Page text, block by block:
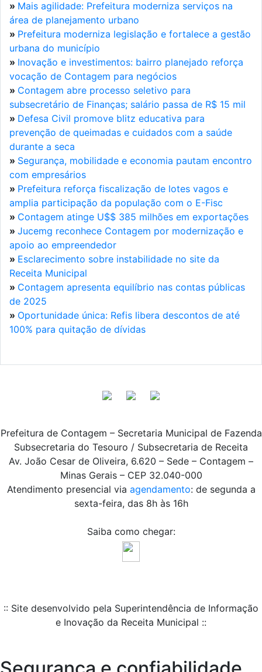
» Mais agilidade: Prefeitura moderniza serviços na
área de planejamento urbano
» Prefeitura moderniza legislação e fortalece a gestão
urbana do município
» Inovação e investimentos: bairro planejado reforça
vocação de Contagem para negócios
» Contagem abre processo seletivo para
subsecretário de Finanças; salário passa de R$ 15 mil
» Defesa Civil promove blitz educativa para
prevenção de queimadas e cuidados com a saúde
durante a seca
» Segurança, mobilidade e economia pautam encontro
com empresários
» Prefeitura reforça fiscalização de lotes vagos e
amplia participação da população com o E-Fisc
» Contagem atinge U$$ 385 milhões em exportações
» Jucemg reconhece Contagem por modernização e
apoio ao empreendedor
» Esclarecimento sobre instabilidade no site da
Receita Municipal
» Contagem apresenta equilíbrio nas contas públicas
de 2025
» Oportunidade única: Refis libera descontos de até
100% para quitação de dívidas
Prefeitura de Contagem – Secretaria Municipal de Fazenda
Subsecretaria do Tesouro / Subsecretaria de Receita
Av. João Cesar de Oliveira, 6.620 – Sede – Contagem –
Minas Gerais – CEP 32.040-000
Atendimento presencial via agendamento: de segunda a
sexta-feira, das 8h às 16h
Saiba como chegar:
:: Site desenvolvido pela Superintendência de Informação
e Inovação da Receita Municipal ::